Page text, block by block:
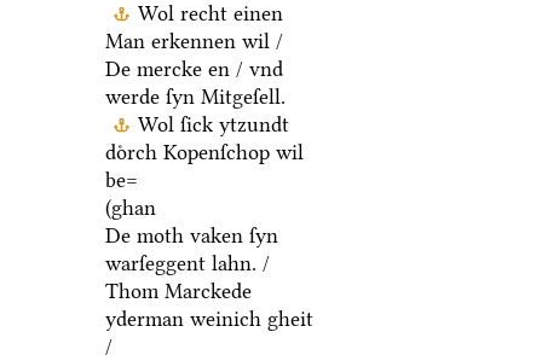
Wol recht einen
Man erkennen wil /
De mercke en / vnd
werde ſyn Mitgeſell.
Wol ſick ytzundt
doͤrch Kopenſchop wil
be=
(ghan
De moth vaken ſyn
warſeggent lahn. /
Thom Marckede
yderman weinich gheit
/